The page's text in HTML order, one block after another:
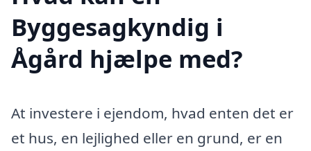
Byggesagkyndig i
Ågård hjælpe med?
At investere i ejendom, hvad enten det er
et hus, en lejlighed eller en grund, er en